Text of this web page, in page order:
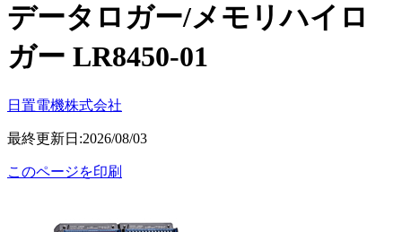
データロガー/メモリハイロ
ガー LR8450-01
日置電機株式会社
最終更新日:2026/08/03
このページを印刷